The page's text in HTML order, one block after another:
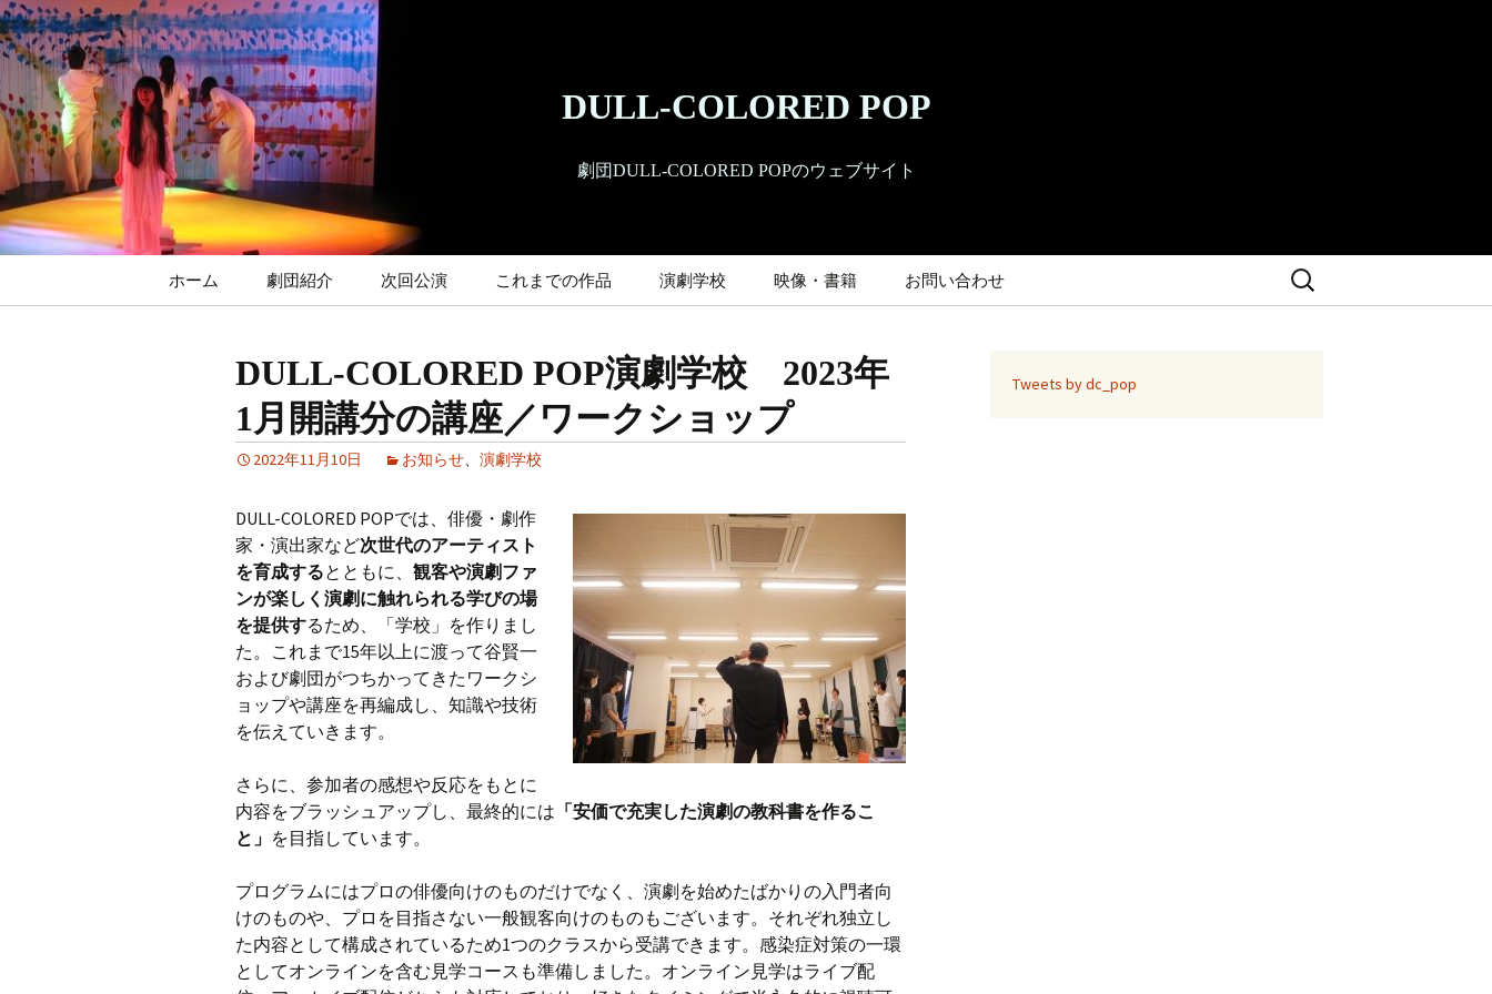
コ
ン
テ
ン
ツ
へ
ス
キ
ッ
プ
DULL-COLORED POP
劇団DULL-COLORED POPのウェブサイト
ホーム 劇団紹介 次回公演 これまでの作品 演劇学校 映像・書籍 お問い合わせ
検
索:
DULL-COLORED POP演劇学校 2023年
1月開講分の講座／ワークショップ
2022年11月10日 お知らせ、 演劇学校
DULL-COLORED POPでは、俳優・劇作
家・演出家など次世代のアーティスト
を育成するとともに、 観客や演劇ファ
ンが楽しく演劇に触れられる学びの場
を提供するため、「学校」を作りまし
た。これまで15年以上に渡って谷賢一
および劇団がつちかってきたワークシ
ョップや講座を再編成し、知識や技術
を伝えていきます。
さらに、参加者の感想や反応をもとに
内容をブラッシュアップし、最終的には 「安価で充実した演劇の教科書を作るこ
と」 を目指しています。
プログラムにはプロの俳優向けのものだけでなく、演劇を始めたばかりの入門者向
けのものや、プロを目指さない一般観客向けのものもございます。それぞれ独立し
た内容として構成されているため1つのクラスから受講できます。感染症対策の一環
としてオンラインを含む見学コースも準備しました。オンライン見学はライブ配
Tweets by dc_pop